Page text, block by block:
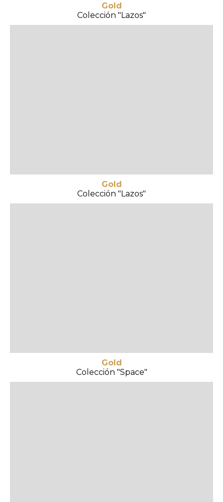
Gold
Colección "Lazos"
Gold
Colección "Lazos"
Gold
Colección "Space"